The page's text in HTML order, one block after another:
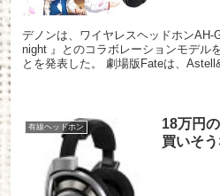
デノンは、ワイヤレスヘッドホン
night 』とのコラボレーションモデル
とを発表した。 劇場版Fateは、
有線ヘッドホン
18万円
買いそ